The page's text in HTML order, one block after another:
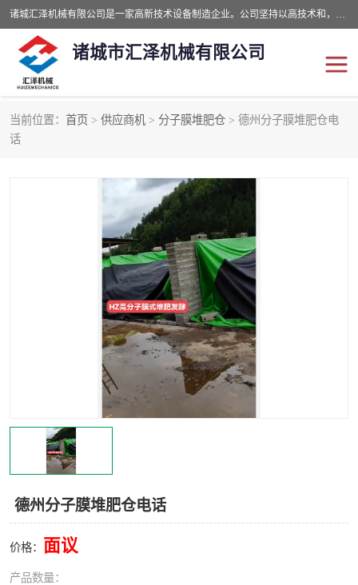
诸城汇泽机械有限公司是一家高新技术设备制造企业。公司坚持以高技术和，高服务于用户，以的环保机械制造设备赢的用户的信赖。现在主要生产死亡畜禽无害化处理和立式和卧式有机肥设备，搅拌机，烘干机，高温发酵机等。污水处理设备，固液分离机。气浮机，化制机等。公司秉承品质，用户至上，科技创新的经营理。
诸城市汇泽机械有限公司
当前位置： 首页 > 供应商机 > 分子膜堆肥仓 > 德州分子膜堆肥仓电
话
德州分子膜堆肥仓电话
价格： 面议
产品数量：
有机肥设备
纳米膜好氧发酵堆肥机 粪污烘干酶体机
纳米膜发酵
分子膜堆肥仓
分子膜发酵堆肥设备